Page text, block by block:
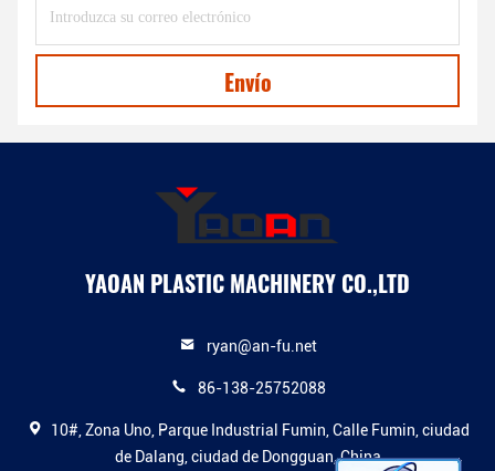
Envío
YAOAN PLASTIC MACHINERY CO.,LTD
ryan@an-fu.net
86-138-25752088
10#, Zona Uno, Parque Industrial Fumin, Calle Fumin, ciudad
de Dalang, ciudad de Dongguan, China